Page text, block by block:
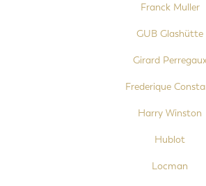
Franck Muller
GUB Glashütte
Girard
Frederique
Harry Winston
Hublot
Locman